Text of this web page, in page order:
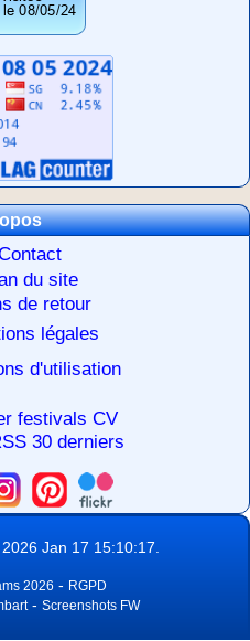
du site
de retour
légales
d'utilisation
festivals CV
30 derniers
Jan 17 15:10:17.
2026 - RGPD
- Screenshots FW